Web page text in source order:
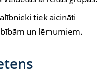
tiek aicināti
un lēmumiem.